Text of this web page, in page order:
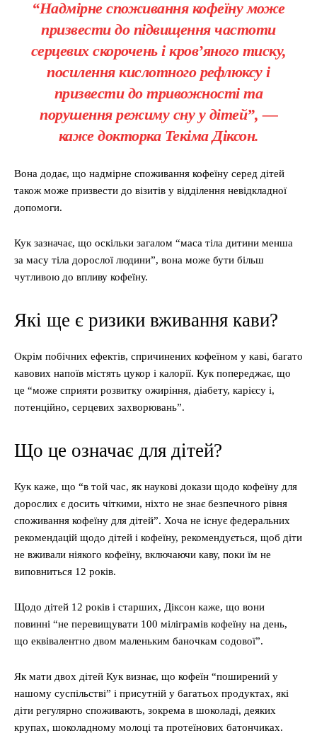
“Надмірне споживання кофеїну може
призвести до підвищення частоти
серцевих скорочень і кров’яного тиску,
посилення кислотного рефлюксу і
призвести до тривожності та
порушення режиму сну у дітей”, —
каже докторка Текіма Діксон.
Вона додає, що надмірне споживання кофеїну серед дітей
також може призвести до візитів у відділення невідкладної
допомоги.
Кук зазначає, що оскільки загалом “маса тіла дитини менша
за масу тіла дорослої людини”, вона може бути більш
чутливою до впливу кофеїну.
Які ще є ризики вживання кави?
Окрім побічних ефектів, спричинених кофеїном у каві, багато
кавових напоїв містять цукор і калорії. Кук попереджає, що
це “може сприяти розвитку ожиріння, діабету, карієсу і,
потенційно, серцевих захворювань”.
Що це означає для дітей?
Кук каже, що “в той час, як наукові докази щодо кофеїну для
дорослих є досить чіткими, ніхто не знає безпечного рівня
споживання кофеїну для дітей”. Хоча не існує федеральних
рекомендацій щодо дітей і кофеїну, рекомендується, щоб діти
не вживали ніякого кофеїну, включаючи каву, поки їм не
виповниться 12 років.
Щодо дітей 12 років і старших, Діксон каже, що вони
повинні “не перевищувати 100 міліграмів кофеїну на день,
що еквівалентно двом маленьким баночкам содової”.
Як мати двох дітей Кук визнає, що кофеїн “поширений у
нашому суспільстві” і присутній у багатьох продуктах, які
діти регулярно споживають, зокрема в шоколаді, деяких
крупах, шоколадному молоці та протеїнових батончиках.